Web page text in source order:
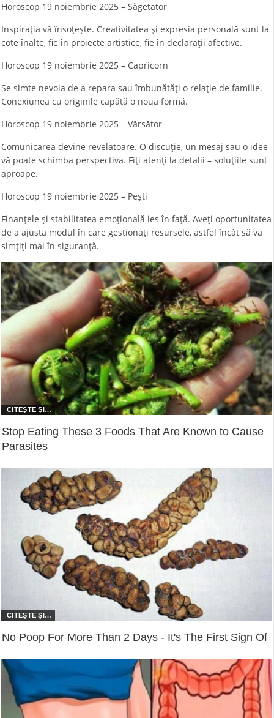
Horoscop 19 noiembrie 2025 – Săgetător
Inspirația vă însoțește. Creativitatea și expresia personală sunt la
cote înalte, fie în proiecte artistice, fie în declarații afective.
Horoscop 19 noiembrie 2025 – Capricorn
Se simte nevoia de a repara sau îmbunătăți o relație de familie.
Conexiunea cu originile capătă o nouă formă.
Horoscop 19 noiembrie 2025 – Vărsător
Comunicarea devine revelatoare. O discuție, un mesaj sau o idee
vă poate schimba perspectiva. Fiți atenți la detalii – soluțiile sunt
aproape.
Horoscop 19 noiembrie 2025 – Pești
Finanțele și stabilitatea emoțională ies în față. Aveți oportunitatea
de a ajusta modul în care gestionați resursele, astfel încât să vă
simțiți mai în siguranță.
Stop Eating These 3 Foods That Are Known to Cause
Parasites
No Poop For More Than 2 Days - It's The First Sign Of